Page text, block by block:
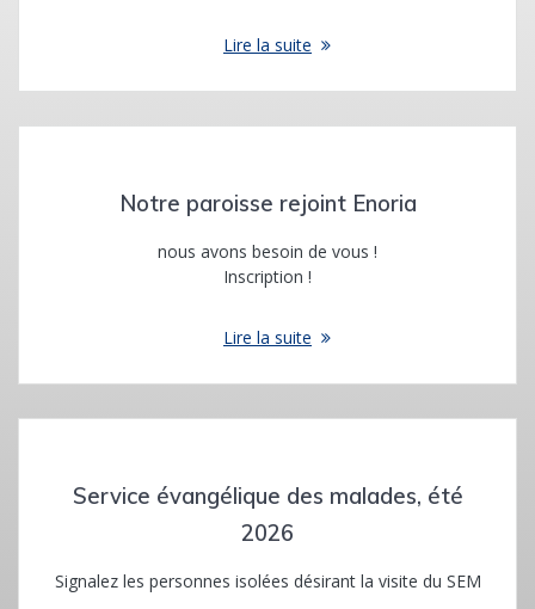
Lire la suite
Notre paroisse rejoint Enoria
nous avons besoin de vous !
Inscription !
Lire la suite
Service évangélique des malades, été
2026
Signalez les personnes isolées désirant la visite du SEM